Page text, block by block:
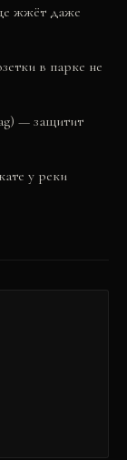
жжёт даже
в парке не
— защитит
у реки